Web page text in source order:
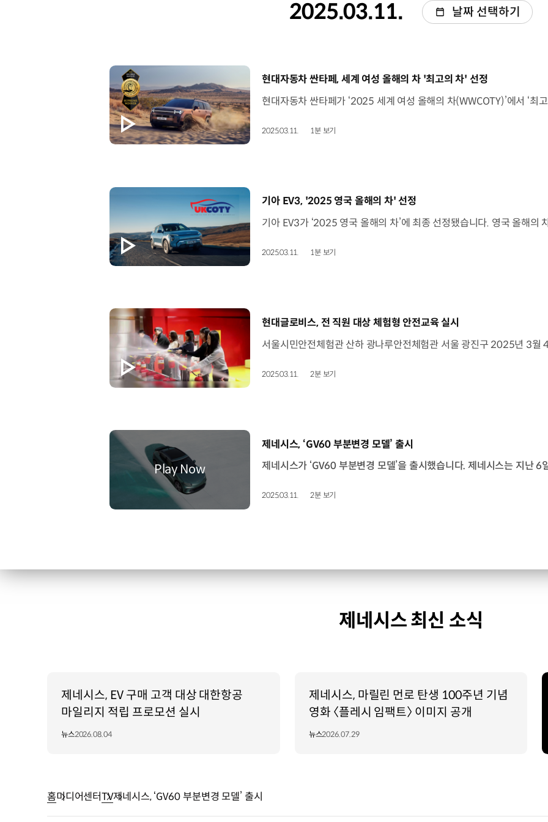
2025.03.11. 날짜 선택하기
[동영상]
현대자동차 싼타페, 세계 여성 올해의 차 '최고의 차' 선정
2025.03.11. 1분 보기
[동영상]
기아 EV3, '2025 영국 올해의 차' 선정
2025.03.11. 1분 보기
[동영상]
현대글로비스, 전 직원 대상 체험형 안전교육 실시
2025.03.11. 2분 보기
[동영상]
제네시스, ‘GV60 부분변경 모델’ 출시
2025.03.11. 2분 보기
제네시스 최신 소식
제네시스, EV 구매 고객 대상 대한항공
마일리지 적립 프로모션 실시
뉴스2026.08.04
제네시스, 마릴린 먼로 탄생 100주년 기념
영화 〈플레시 임팩트〉 이미지 공개
뉴스2026.07.29
홈미디어센터TV제네시스, ‘GV60 부분변경 모델’ 출시